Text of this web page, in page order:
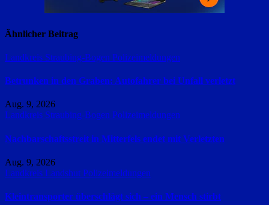
Ähnlicher Beitrag
Landkreis Straubing-Bogen Polizeimeldungen
Betrunken in den Graben: Autofahrer bei Unfall verletzt
Aug. 9, 2026
Landkreis Straubing-Bogen Polizeimeldungen
Nachbarschaftsstreit in Mitterfels endet mit Verletzten
Aug. 9, 2026
Landkreis Landshut Polizeimeldungen
Kleintransporter überschlägt sich – ein Mensch stirbt